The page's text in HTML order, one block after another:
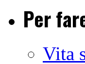
Per
Vita